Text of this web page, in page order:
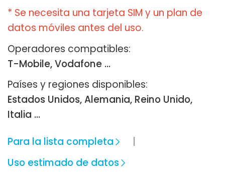
* Se necesita una tarjeta SIM y un plan de
datos móviles antes del uso.
Operadores compatibles:
T-Mobile, Vodafone ...
Países y regiones disponibles:
Estados Unidos, Alemania, Reino Unido,
Italia …
Para la lista completa
Uso estimado de datos